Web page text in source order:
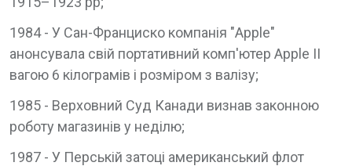
1984 - У Сан-Франциско компанія "Apple"
анонсувала свій портативний комп'ютер Apple II
вагою 6 кілограмів і розміром з валізу;
1985 - Верховний Суд Канади визнав законною
роботу магазинів у неділю;
1987 - У Перській затоці американський флот